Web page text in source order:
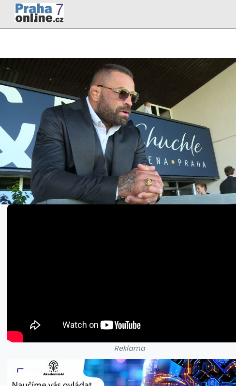
Reklama